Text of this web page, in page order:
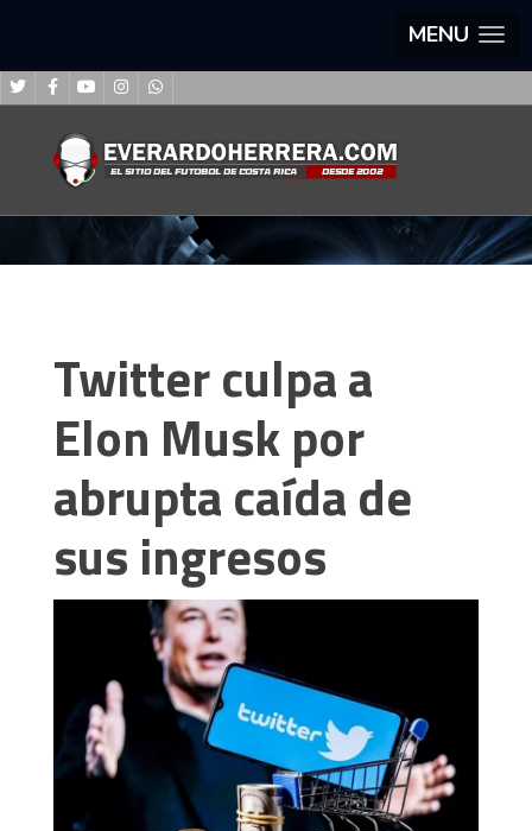
MENU
Twitter culpa a
Elon Musk por
abrupta caída de
sus ingresos